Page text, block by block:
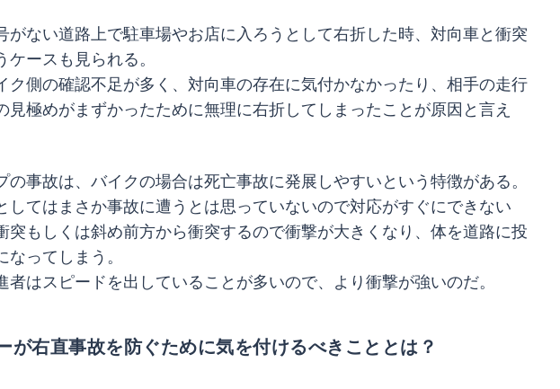
がない道路上で駐車場やお店に入ろうとして右折した時、対向車と衝突
ケースも見られる。
ク側の確認不足が多く、対向車の存在に気付かなかったり、相手の走行
見極めがまずかったために無理に右折してしまったことが原因と言え
の事故は、バイクの場合は死亡事故に発展しやすいという特徴がある。
してはまさか事故に遭うとは思っていないので対応がすぐにできない
突もしくは斜め前方から衝突するので衝撃が大きくなり、体を道路に投
なってしまう。
者はスピードを出していることが多いので、より衝撃が強いのだ。
が右直事故を防ぐために気を付けるべきこととは？